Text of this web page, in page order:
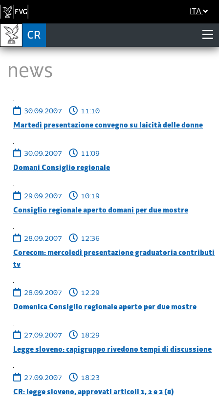
ITA
News
30.09.2007 11:10
Martedì presentazione convegno su laicità delle donne
30.09.2007 11:09
Domani Consiglio regionale
29.09.2007 10:19
Consiglio regionale aperto domani per due mostre
28.09.2007 12:36
Corecom: mercoledì presentazione graduatoria contributi
tv
28.09.2007 12:29
Domenica Consiglio regionale aperto per due mostre
27.09.2007 18:29
Legge sloveno: capigruppo rivedono tempi di discussione
27.09.2007 18:23
CR: legge sloveno, approvati articoli 1, 2 e 3 (8)